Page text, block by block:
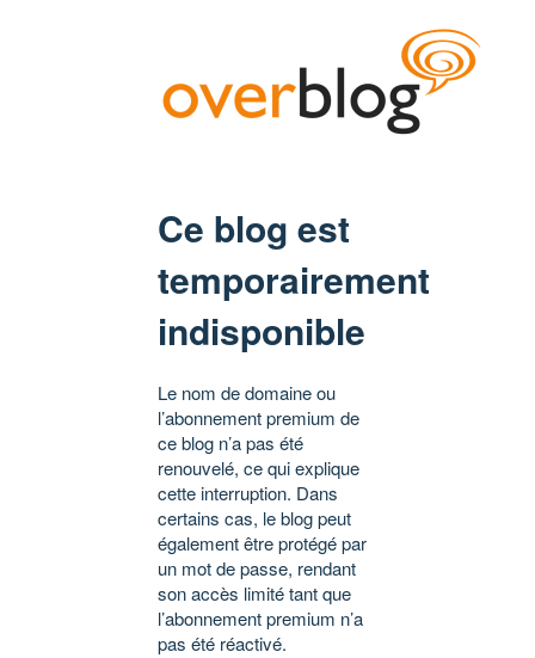
Ce blog est
temporairement
indisponible
Le nom de domaine ou
l’abonnement premium de
ce blog n’a pas été
renouvelé, ce qui explique
cette interruption. Dans
certains cas, le blog peut
également être protégé par
un mot de passe, rendant
son accès limité tant que
l’abonnement premium n’a
pas été réactivé.